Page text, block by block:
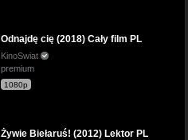
Odnajdę cię (2018) Cały film PL
KinoSwiat
premium
1080p
Żywie Biełaruś! (2012) Lektor PL